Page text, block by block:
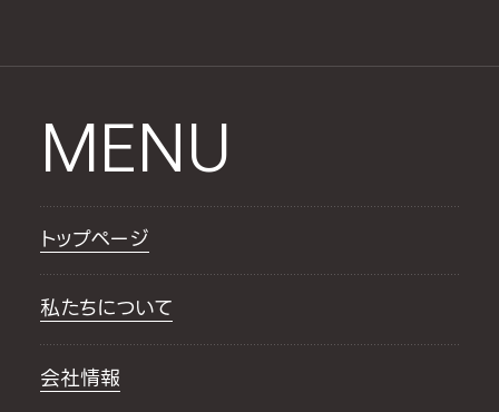
MENU
トップページ
私たちについて
会社情報